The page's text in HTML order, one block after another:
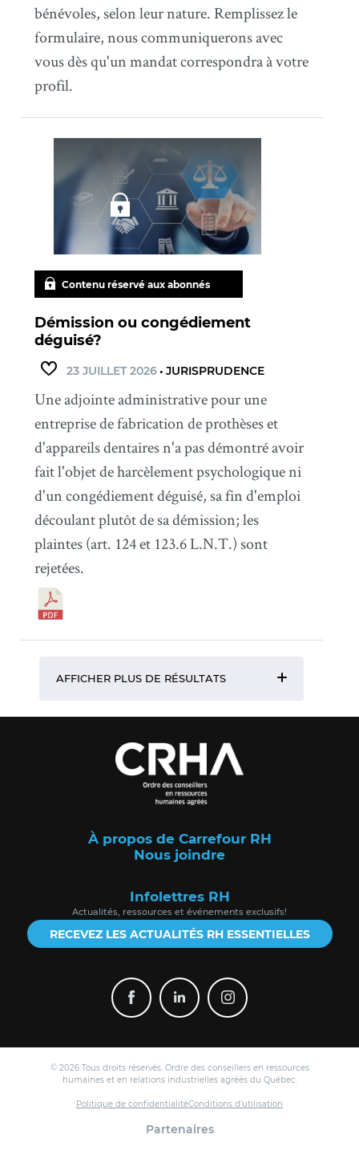
bénévoles, selon leur nature. Remplissez le
formulaire, nous communiquerons avec
vous dès qu'un mandat correspondra à votre
profil.
Contenu réservé aux abonnés
Démission ou congédiement
déguisé?
23 JUILLET 2026• JURISPRUDENCE
Une adjointe administrative pour une
entreprise de fabrication de prothèses et
d'appareils dentaires n'a pas démontré avoir
fait l'objet de harcèlement psychologique ni
d'un congédiement déguisé, sa fin d'emploi
découlant plutôt de sa démission; les
plaintes (art. 124 et 123.6 L.N.T.) sont
rejetées.
AFFICHER PLUS DE RÉSULTATS
À propos de Carrefour RH
Nous joindre
Infolettres RH
Actualités, ressources et événements exclusifs!
RECEVEZ LES ACTUALITÉS RH ESSENTIELLES
© 2026 Tous droits réservés. Ordre des conseillers en ressources
humaines et en relations industrielles agréés du Québec.
Politique de confidentialitéConditions d'utilisation
Partenaires